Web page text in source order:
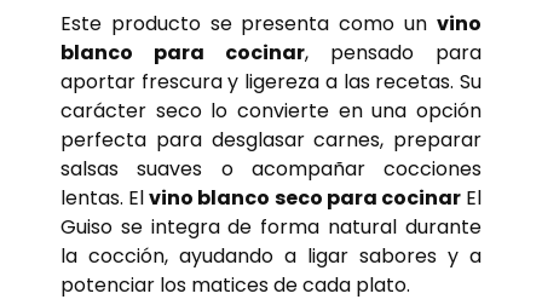
Este producto se presenta como un vino
blanco para cocinar, pensado para
aportar frescura y ligereza a las recetas. Su
carácter seco lo convierte en una opción
perfecta para desglasar carnes, preparar
salsas suaves o acompañar cocciones
lentas. Elvino blanco seco para cocinarEl
Guiso se integra de forma natural durante
la cocción, ayudando a ligar sabores y a
potenciar los matices de cada plato.